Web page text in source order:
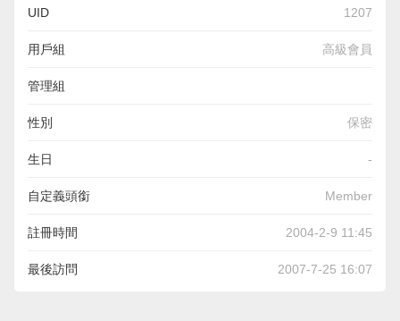
UID 1207
用戶組 高級會員
管理組
性別 保密
生日 -
自定義頭銜 Member
註冊時間 2004-2-9 11:45
最後訪問 2007-7-25 16:07